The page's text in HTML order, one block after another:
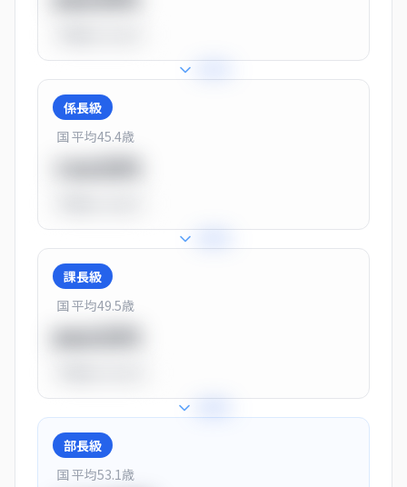
係長級
国 平均45.4歳
課長級
国 平均49.5歳
部長級
国 平均53.1歳